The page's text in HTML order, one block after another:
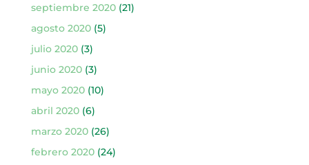
septiembre 2020(21)
agosto 2020(5)
julio 2020(3)
junio 2020(3)
mayo 2020(10)
abril 2020(6)
marzo 2020(26)
febrero 2020(24)